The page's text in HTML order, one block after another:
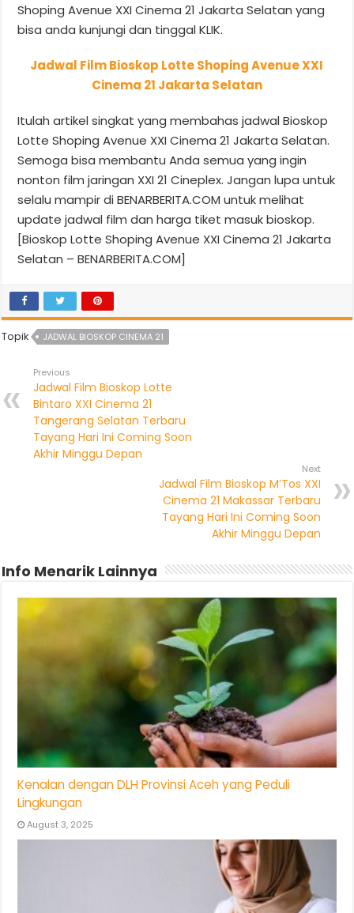
Shoping Avenue XXI Cinema 21 Jakarta Selatan yang
bisa anda kunjungi dan tinggal KLIK.
Jadwal Film Bioskop Lotte Shoping Avenue XXI
Cinema 21 Jakarta Selatan
Itulah artikel singkat yang membahas jadwal Bioskop
Lotte Shoping Avenue XXI Cinema 21 Jakarta Selatan.
Semoga bisa membantu Anda semua yang ingin
nonton film jaringan XXI 21 Cineplex. Jangan lupa untuk
selalu mampir di BENARBERITA.COM untuk melihat
update jadwal film dan harga tiket masuk bioskop.
[Bioskop Lotte Shoping Avenue XXI Cinema 21 Jakarta
Selatan – BENARBERITA.COM]
Topik JADWAL BIOSKOP CINEMA 21
Previous
Jadwal Film Bioskop Lotte
Bintaro XXI Cinema 21
Tangerang Selatan Terbaru
Tayang Hari Ini Coming Soon
Akhir Minggu Depan
Next
Jadwal Film Bioskop M’Tos XXI
Cinema 21 Makassar Terbaru
Tayang Hari Ini Coming Soon
Akhir Minggu Depan
Info Menarik Lainnya
Kenalan dengan DLH Provinsi Aceh yang Peduli
Lingkungan
August 3, 2025